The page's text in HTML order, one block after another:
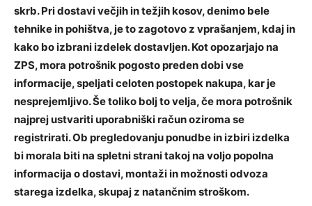
skrb. Pri dostavi večjih in težjih kosov, denimo bele
tehnike in pohištva, je to zagotovo z vprašanjem, kdaj in
kako bo izbrani izdelek dostavljen. Kot opozarjajo na
ZPS, mora potrošnik pogosto preden dobi vse
informacije, speljati celoten postopek nakupa, kar je
nesprejemljivo. Še toliko bolj to velja, če mora potrošnik
najprej ustvariti uporabniški račun oziroma se
registrirati. Ob pregledovanju ponudbe in izbiri izdelka
bi morala biti na spletni strani takoj na voljo popolna
informacija o dostavi, montaži in možnosti odvoza
starega izdelka, skupaj z natančnim stroškom.